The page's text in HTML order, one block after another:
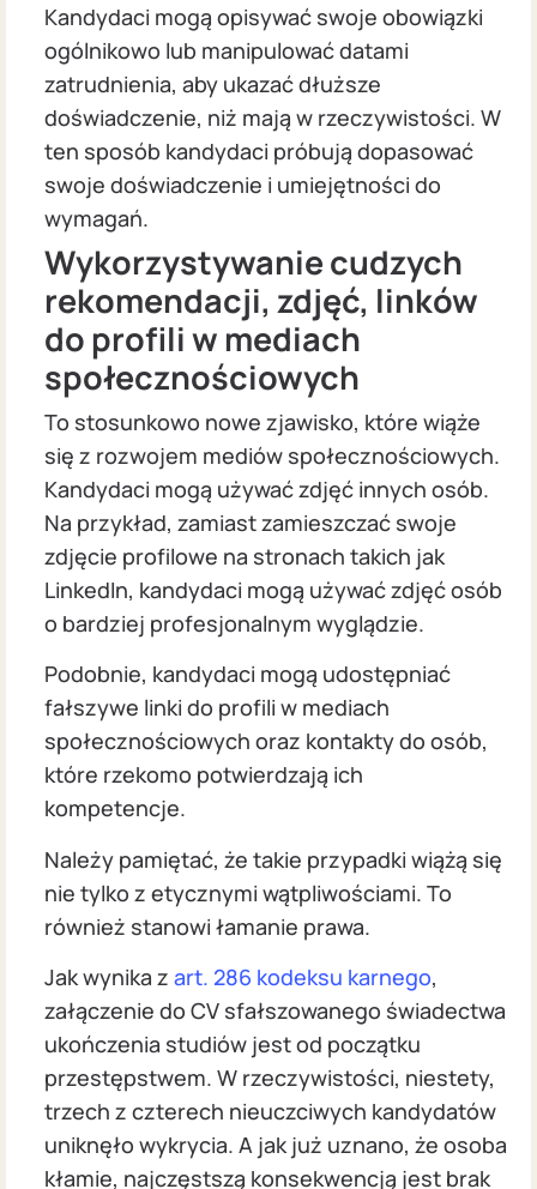
Kandydaci mogą opisywać swoje obowiązki
ogólnikowo lub manipulować datami
zatrudnienia, aby ukazać dłuższe
doświadczenie, niż mają w rzeczywistości. W
ten sposób kandydaci próbują dopasować
swoje doświadczenie i umiejętności do
wymagań.
Wykorzystywanie cudzych
rekomendacji, zdjęć, linków
do profili w mediach
społecznościowych
To stosunkowo nowe zjawisko, które wiąże
się z rozwojem mediów społecznościowych.
Kandydaci mogą używać zdjęć innych osób.
Na przykład, zamiast zamieszczać swoje
zdjęcie profilowe na stronach takich jak
LinkedIn, kandydaci mogą używać zdjęć osób
o bardziej profesjonalnym wyglądzie.
Podobnie, kandydaci mogą udostępniać
fałszywe linki do profili w mediach
społecznościowych oraz kontakty do osób,
które rzekomo potwierdzają ich
kompetencje.
Należy pamiętać, że takie przypadki wiążą się
nie tylko z etycznymi wątpliwościami. To
również stanowi łamanie prawa.
Jak wynika z art. 286 kodeksu karnego,
załączenie do CV sfałszowanego świadectwa
ukończenia studiów jest od początku
przestępstwem. W rzeczywistości, niestety,
trzech z czterech nieuczciwych kandydatów
uniknęło wykrycia. A jak już uznano, że osoba
kłamie, najczęstszą konsekwencją jest brak